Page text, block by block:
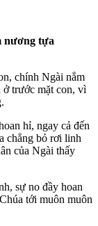
nương tựa
chính Ngài nắm
ở trước mặt con, vì
hỉ, ngay cả đến
chẳng bỏ rơi linh
của Ngài thấy
sự no đầy hoan
tới muôn muôn